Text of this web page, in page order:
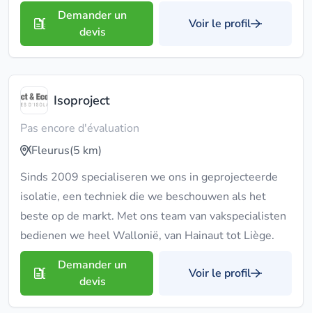
Demander un
devis
Voir le profil
Isoproject
Pas encore d'évaluation
Fleurus(5 km)
Sinds 2009 specialiseren we ons in geprojecteerde
isolatie, een techniek die we beschouwen als het
beste op de markt. Met ons team van vakspecialisten
bedienen we heel Wallonië, van Hainaut tot Liège.
Demander un
devis
Voir le profil